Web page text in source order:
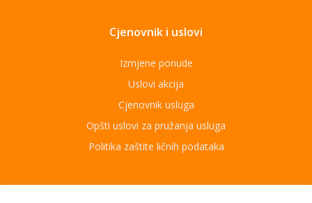
Cjenovnik i uslovi
Izmjene ponude
Uslovi akcija
Cjenovnik usluga
Opšti uslovi za pružanja usluga
Politika zaštite ličnih podataka